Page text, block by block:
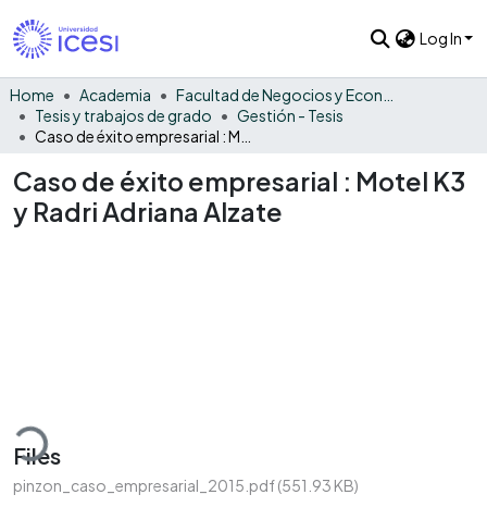
Log In
Home Academia
Tesis y trabajos de grado
Gestión - Tesis
Caso de éxito empresarial : Motel K3
y Radri Adriana Alzate
Files
pinzon_caso_empresarial_2015.pdf(551.93 KB)